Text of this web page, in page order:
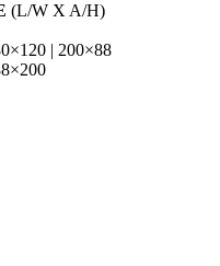
(L/W X A/H)
| 200×88